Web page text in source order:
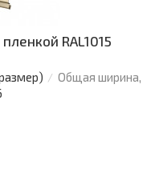
RAL1015
Общая ширина,